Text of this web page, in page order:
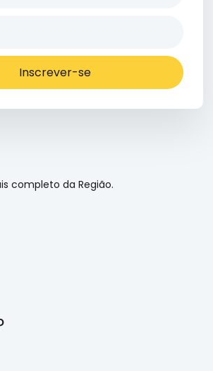
Inscrever-se
completo da Região.